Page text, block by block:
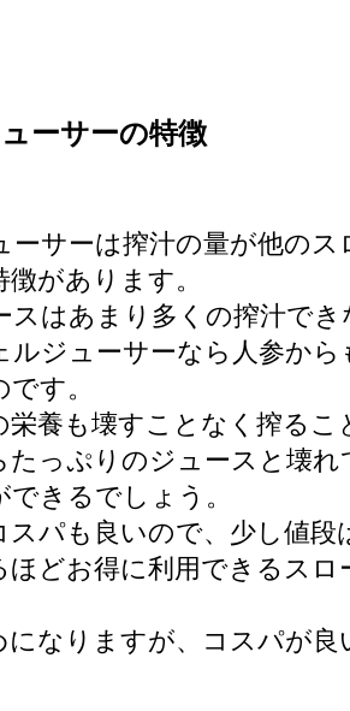
ーサーの特徴
ーサーは搾汁の量が他のス
があります。
スはあまり多くの搾汁で
ルジューサーなら人参か
す。
栄養も壊すことなく搾る
たっぷりのジュースと壊
きるでしょう。
スパも良いので、少し値段
ほどお得に利用できるスロ
になりますが、コスパが良